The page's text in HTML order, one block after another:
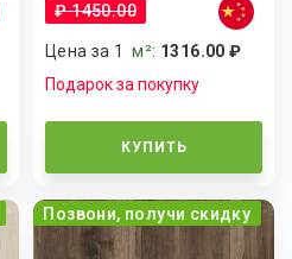
₽ 1450.00
Цена за 1м²: 1316.00 ₽
Подарок за покупку
КУПИТЬ
Позвони, получи скидку